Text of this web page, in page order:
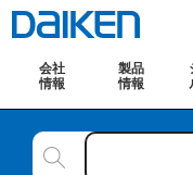
会社
情報
製品
情報